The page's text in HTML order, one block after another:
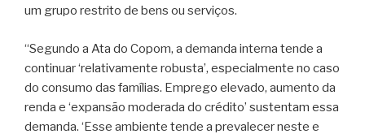
um grupo restrito de bens ou serviços.
“Segundo a Ata do Copom, a demanda interna tende a
continuar ‘relativamente robusta’, especialmente no caso
do consumo das famílias. Emprego elevado, aumento da
renda e ‘expansão moderada do crédito’ sustentam essa
demanda. ‘Esse ambiente tende a prevalecer neste e